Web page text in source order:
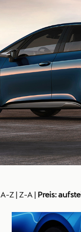
A-Z | Z-A | Preis: